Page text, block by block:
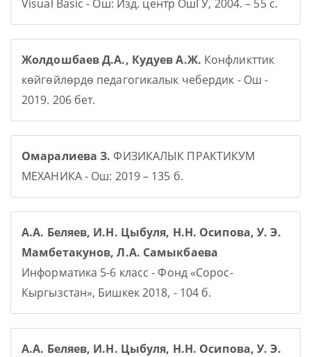
Visual Basic - Ош: Изд. центр ОшГУ, 2004. – 55 с.
Жолдошбаев Д.А., Кудуев А.Ж. Конфликттик
көйгөйлөрдө педагогикалык чебердик - Ош -
2019. 206 бет.
Омаралиева З. ФИЗИКАЛЫК ПРАКТИКУМ
МЕХАНИКА - Ош: 2019 – 135 б.
А.А. Беляев, И.Н. Цыбуля, Н.Н. Осипова, У. Э.
Мамбетакунов, Л.А. Самыкбаева
Информатика 5-6 класс - Фонд «Сорос-
Кыргызстан», Бишкек 2018, - 104 б.
А.А. Беляев, И.Н. Цыбуля, Н.Н. Осипова, У. Э.